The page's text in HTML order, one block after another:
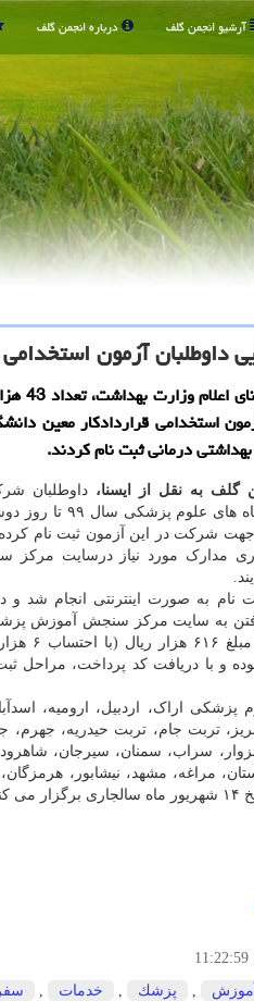
آرشیو انجمن گلف درباره انجمن گلف
داوطلبان آزمون
استخدامی قراردادكار معین
درمانی ثبت نام كردند.
گلف به نقل از ایسنا، داوطلبان
جهت شرکت در این آزمون ثبت نام
مدارک مورد نیاز درسایت مرکز
نام به صورت اینترنتی انجام شد و
رفتن به سایت مرکز سنجش آموزش
هزار ریال
و با دریافت کد پرداخت، مراحل
اراک، اردبیل، ارومیه،
تربت جام، تربت حیدریه،
سراب، سمنان، سیرجان،
مراغه، مشهد، نیشابور،
11:22:59
آموزش , پزشك , خدمات , سفر